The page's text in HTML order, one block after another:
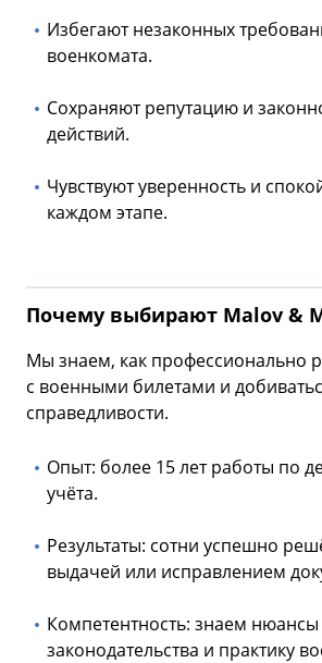
Избегают незаконных
военкомата.
Сохраняют репутацию и
действий.
Чувствуют уверенность и
каждом этапе.
Почему выбирают Malov &
Мы знаем, как профессионально
с военными билетами и
справедливости.
Опыт: более 15 лет работы по
учёта.
Результаты: сотни успешно
выдачей или исправлением
Компетентность: знаем нюансы
законодательства и практику